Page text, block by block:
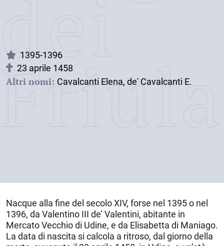
dei
1395-1396
23 aprile 1458
Altri nomi: Cavalcanti Elena, de' Cavalcanti E.
Nacque alla fine del secolo XIV, forse nel 1395 o nel
1396, da Valentino III de’ Valentini, abitante in
Mercato Vecchio di Udine, e da Elisabetta di Maniago.
La data di nascita si calcola a ritroso, dal giorno della